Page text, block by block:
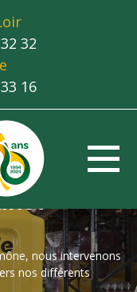
32
16
nous intervenons
nos différents